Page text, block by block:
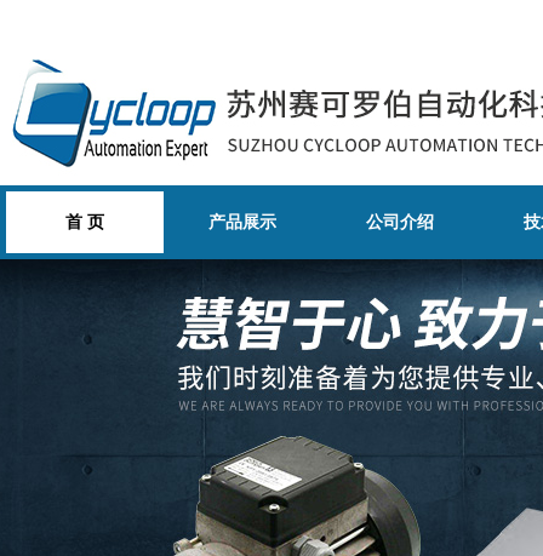
首 页 产品展示 公司介绍